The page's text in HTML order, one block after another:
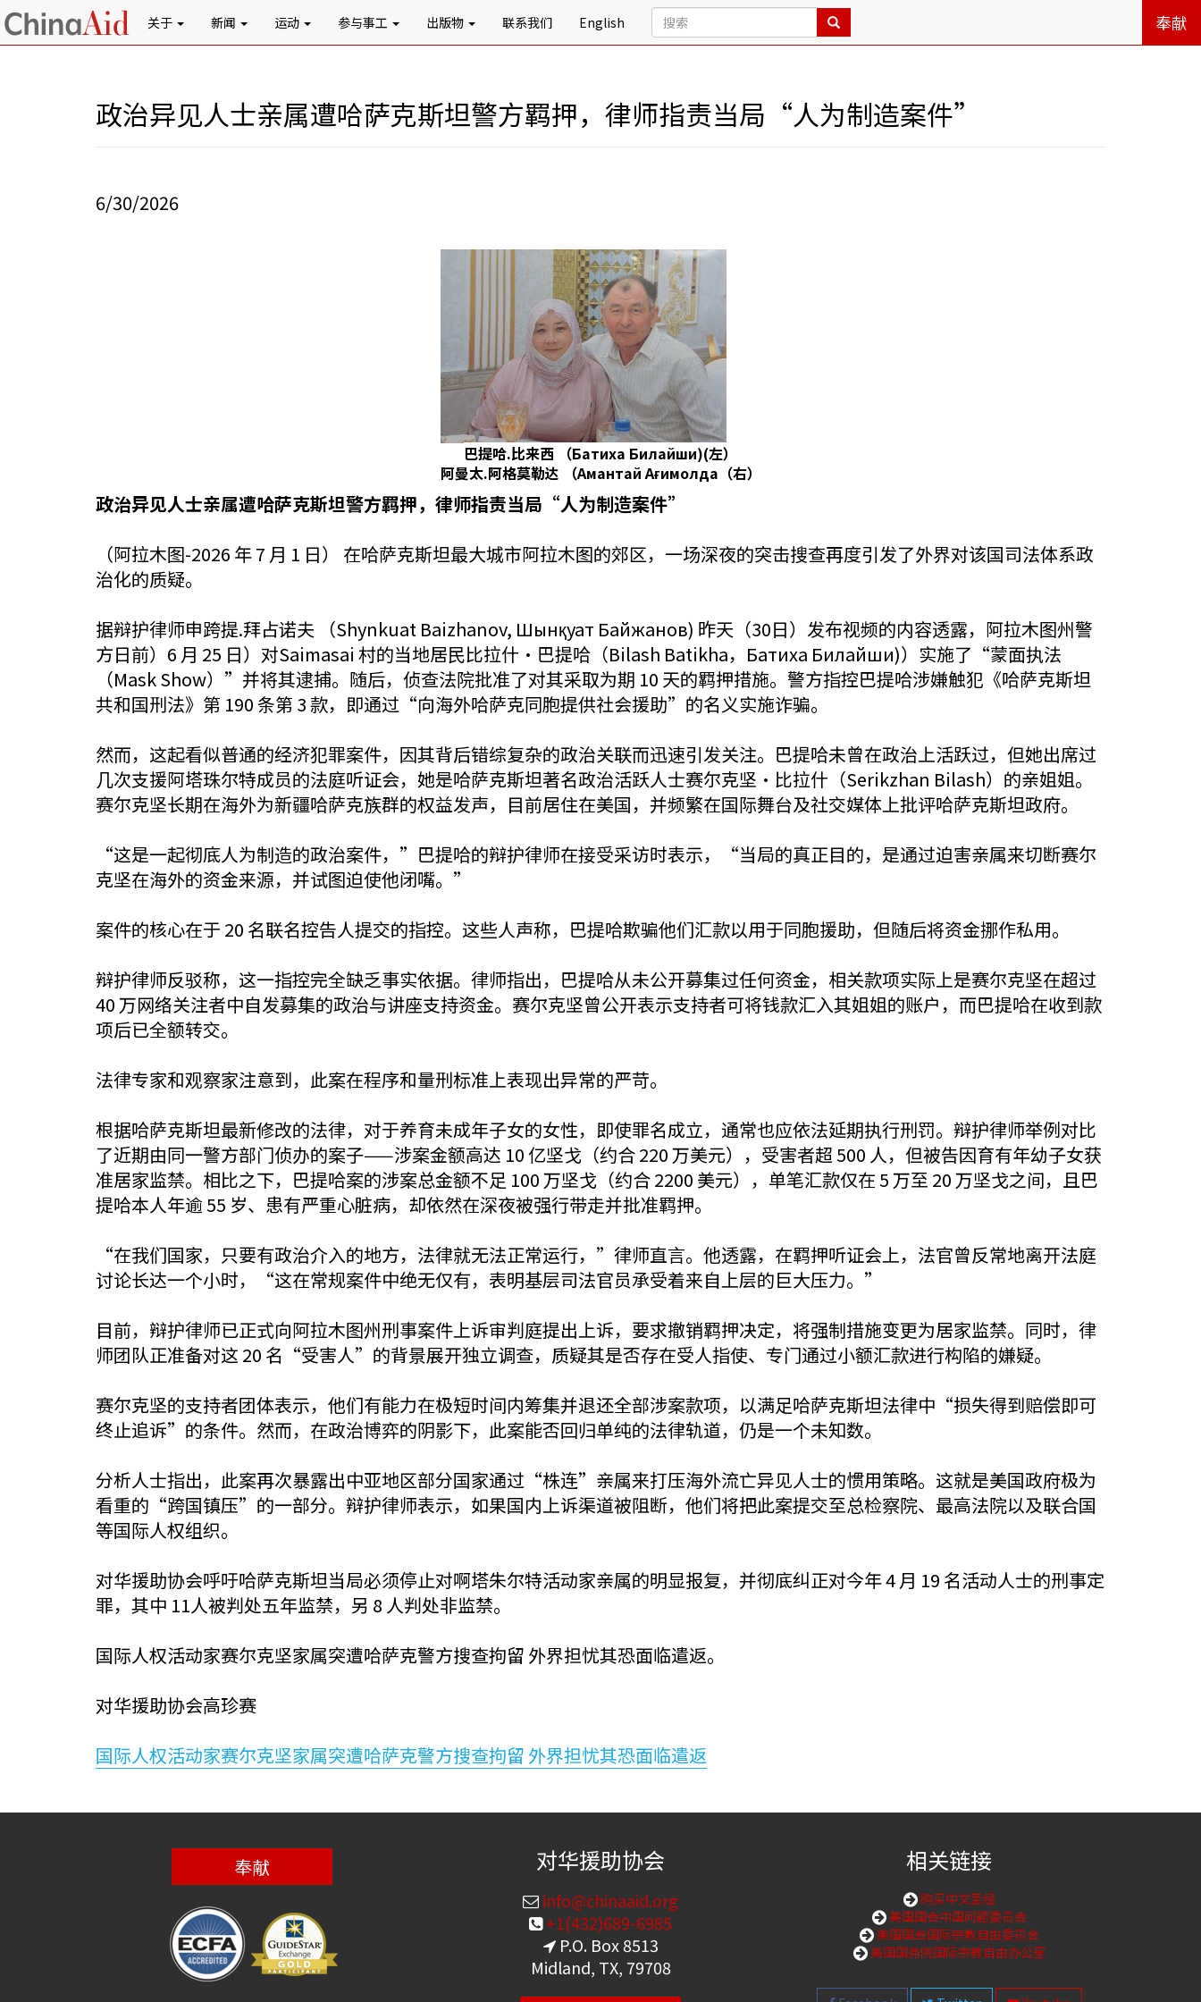
关于 新闻 运动 参与事工 出版物 联系我们 English 奉献
政治异见人士亲属遭哈萨克斯坦警方羁押，律师指责当局“人为制造案件”
6/30/2026
巴提哈.比来西 （Батиха Билайши)(左）
阿曼太.阿格莫勒达 （Амантай Ағимолда（右）
政治异见人士亲属遭哈萨克斯坦警方羁押，律师指责当局“人为制造案件”
（阿拉木图-2026 年 7 月 1 日） 在哈萨克斯坦最大城市阿拉木图的郊区，一场深夜的突击搜查再度引发了外界对该国司法体系政
治化的质疑。
据辩护律师申跨提.拜占诺夫 （Shynkuat Baizhanov, Шынқуат Байжанов) 昨天（30日）发布视频的内容透露，阿拉木图州警
方日前）6 月 25 日）对Saimasai 村的当地居民比拉什·巴提哈（Bilash Batikha，Батиха Билайши)）实施了“蒙面执法
（Mask Show）”并将其逮捕。随后，侦查法院批准了对其采取为期 10 天的羁押措施。警方指控巴提哈涉嫌触犯《哈萨克斯坦
共和国刑法》第 190 条第 3 款，即通过“向海外哈萨克同胞提供社会援助”的名义实施诈骗。
然而，这起看似普通的经济犯罪案件，因其背后错综复杂的政治关联而迅速引发关注。巴提哈未曾在政治上活跃过，但她出席过
几次支援阿塔珠尔特成员的法庭听证会，她是哈萨克斯坦著名政治活跃人士赛尔克坚·比拉什（Serikzhan Bilash）的亲姐姐。
赛尔克坚长期在海外为新疆哈萨克族群的权益发声，目前居住在美国，并频繁在国际舞台及社交媒体上批评哈萨克斯坦政府。
“这是一起彻底人为制造的政治案件，”巴提哈的辩护律师在接受采访时表示，“当局的真正目的，是通过迫害亲属来切断赛尔
克坚在海外的资金来源，并试图迫使他闭嘴。”
案件的核心在于 20 名联名控告人提交的指控。这些人声称，巴提哈欺骗他们汇款以用于同胞援助，但随后将资金挪作私用。
辩护律师反驳称，这一指控完全缺乏事实依据。律师指出，巴提哈从未公开募集过任何资金，相关款项实际上是赛尔克坚在超过
40 万网络关注者中自发募集的政治与讲座支持资金。赛尔克坚曾公开表示支持者可将钱款汇入其姐姐的账户，而巴提哈在收到款
项后已全额转交。
法律专家和观察家注意到，此案在程序和量刑标准上表现出异常的严苛。
根据哈萨克斯坦最新修改的法律，对于养育未成年子女的女性，即使罪名成立，通常也应依法延期执行刑罚。辩护律师举例对比
了近期由同一警方部门侦办的案子——涉案金额高达 10 亿坚戈（约合 220 万美元），受害者超 500 人，但被告因育有年幼子女获
准居家监禁。相比之下，巴提哈案的涉案总金额不足 100 万坚戈（约合 2200 美元），单笔汇款仅在 5 万至 20 万坚戈之间，且巴
提哈本人年逾 55 岁、患有严重心脏病，却依然在深夜被强行带走并批准羁押。
“在我们国家，只要有政治介入的地方，法律就无法正常运行，”律师直言。他透露，在羁押听证会上，法官曾反常地离开法庭
讨论长达一个小时，“这在常规案件中绝无仅有，表明基层司法官员承受着来自上层的巨大压力。”
目前，辩护律师已正式向阿拉木图州刑事案件上诉审判庭提出上诉，要求撤销羁押决定，将强制措施变更为居家监禁。同时，律
师团队正准备对这 20 名“受害人”的背景展开独立调查，质疑其是否存在受人指使、专门通过小额汇款进行构陷的嫌疑。
赛尔克坚的支持者团体表示，他们有能力在极短时间内筹集并退还全部涉案款项，以满足哈萨克斯坦法律中“损失得到赔偿即可
终止追诉”的条件。然而，在政治博弈的阴影下，此案能否回归单纯的法律轨道，仍是一个未知数。
分析人士指出，此案再次暴露出中亚地区部分国家通过“株连”亲属来打压海外流亡异见人士的惯用策略。这就是美国政府极为
看重的“跨国镇压”的一部分。辩护律师表示，如果国内上诉渠道被阻断，他们将把此案提交至总检察院、最高法院以及联合国
等国际人权组织。
对华援助协会呼吁哈萨克斯坦当局必须停止对啊塔朱尔特活动家亲属的明显报复，并彻底纠正对今年 4 月 19 名活动人士的刑事定
罪，其中 11人被判处五年监禁，另 8 人判处非监禁。
国际人权活动家赛尔克坚家属突遭哈萨克警方搜查拘留 外界担忧其恐面临遣返。
对华援助协会高珍赛
国际人权活动家赛尔克坚家属突遭哈萨克警方搜查拘留 外界担忧其恐面临遣返
奉献 对华援助协会
info@chinaaid.org
+1(432)689-6985
P.O. Box 8513
Midland, TX, 79708
相关链接
购买中文圣经
美国国会中国问题委员会
美国国会国际宗教自由委员会
美国国务院国际宗教自由办公室